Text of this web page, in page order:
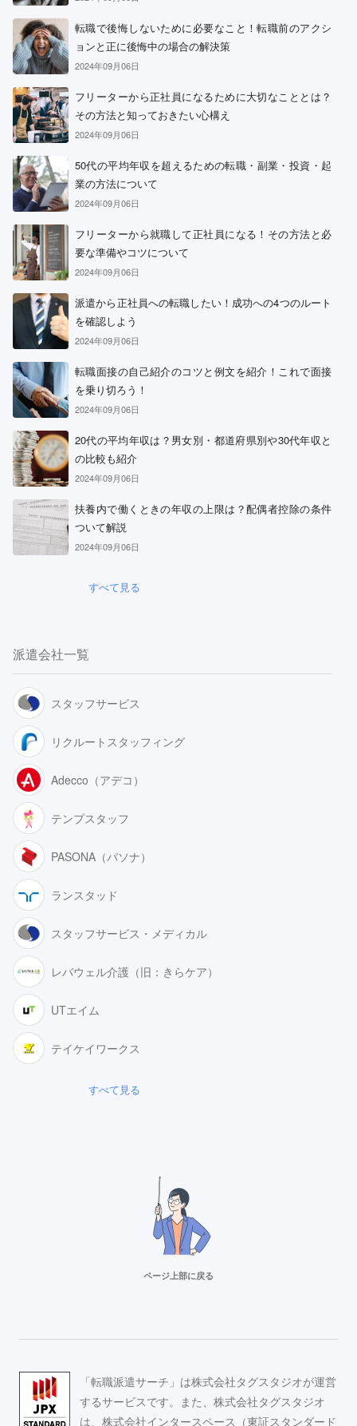
事務求人が豊富！
転職で後悔しないために必要なこと！転職前のアクシ
ョンと正に後悔中の場合の解決策
2024年09月06日
フリーターから正社員になるために大切なこととは？
その方法と知っておきたい心構え
2024年09月06日
50代の平均年収を超えるための転職・副業・投資・起
業の方法について
2024年09月06日
フリーターから就職して正社員になる！その方法と必
要な準備やコツについて
2024年09月06日
派遣から正社員への転職したい！成功への4つのルート
を確認しよう
2024年09月06日
転職面接の自己紹介のコツと例文を紹介！これで面接
を乗り切ろう！
2024年09月06日
20代の平均年収は？男女別・都道府県別や30代年収と
の比較も紹介
2024年09月06日
扶養内で働くときの年収の上限は？配偶者控除の条件
ついて解説
2024年09月06日
すべて見る
派遣会社一覧
スタッフサービス
リクルートスタッフィング
Adecco（アデコ）
テンプスタッフ
PASONA（パソナ）
ランスタッド
スタッフサービス・メディカル
レバウェル介護（旧：きらケア）
UTエイム
テイケイワークス
すべて見る
ページ上部に戻る
「転職派遣サーチ」は株式会社タグスタジオが運営
するサービスです。また、株式会社タグスタジオ
は、株式会社インタースペース（東証スタンダード